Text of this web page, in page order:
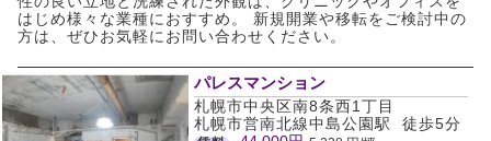
はじめ様々な業種におすすめ。 新規開業や移転をご検討中の
方は、ぜひお気軽にお問い合わせください。
パレスマンション
札幌市中央区南8条西1丁目
札幌市営南北線中島公園駅 徒歩5分